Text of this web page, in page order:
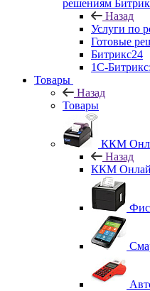
решениям
Назад
Услуги по
Готовые
Битрикс24
1С-
Товары
Назад
Товары
ККМ
Назад
ККМ